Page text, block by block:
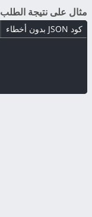
مثال على نتيجة الطلب
كود JSON بدون أخطاء